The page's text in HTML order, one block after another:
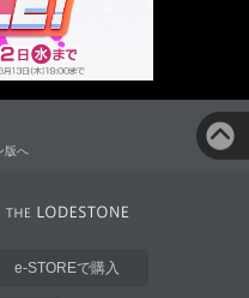
版へ
e-STOREで購入